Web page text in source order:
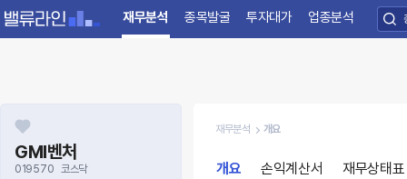
재무분석 종목발굴 투자대가 업종분석
GMI벤처
019570 코스닥
재무분석 개요
개요 손익계산서 재무상태표